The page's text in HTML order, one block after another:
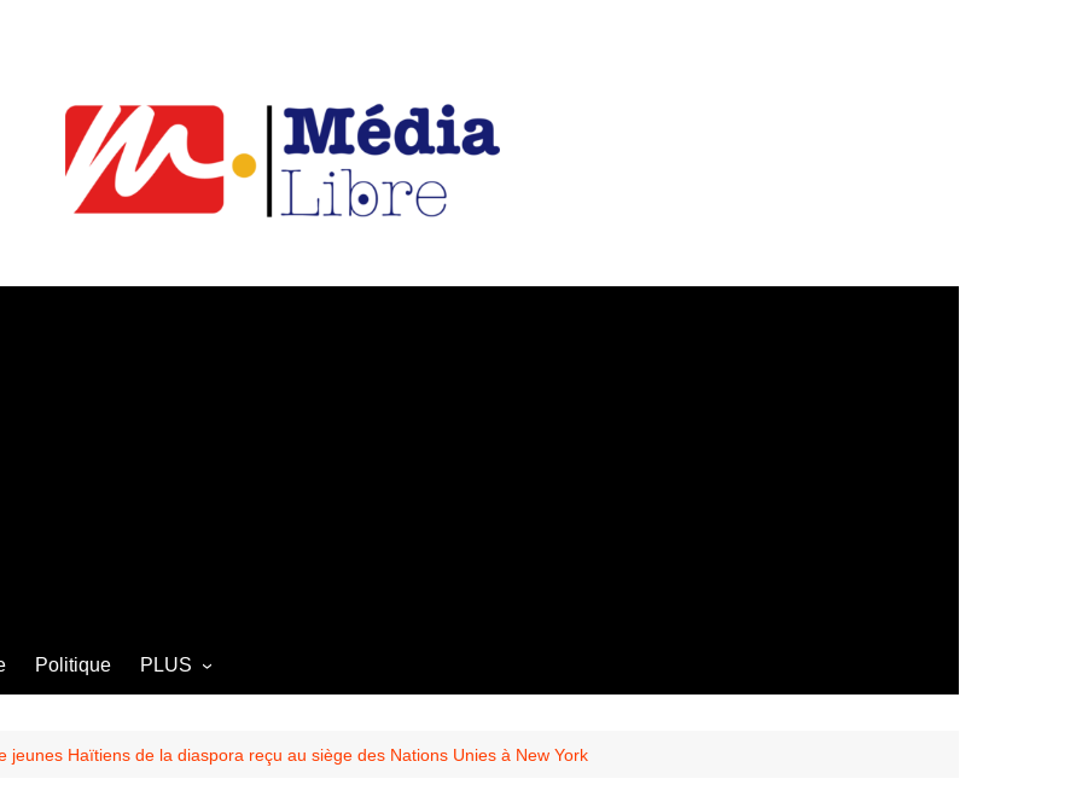
Politique PLUS
Culture
jeunes Haïtiens de la diaspora reçu au siège des Nations Unies à New York